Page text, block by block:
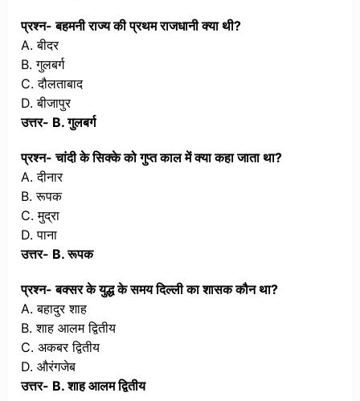
प्रश्न- बहमनी राज्य की प्रथम राजधानी क्या थी?
A. बीदर
B. गुलबर्ग
C. दौलताबाद
D. बीजापुर
उत्तर- B. गुलबर्ग
प्रश्न- चांदी के सिक्के को गुप्त काल में क्या कहा जाता था?
A. दीनार
B. रूपक
C. मुद्रा
D. पाना
उत्तर- B. रूपक
प्रश्न- बक्सर के युद्ध के समय दिल्ली का शासक कौन था?
A. बहादुर शाह
B. शाह आलम द्वितीय
C. अकबर द्वितीय
D. औरंगजेब
उत्तर- B. शाह आलम द्वितीय